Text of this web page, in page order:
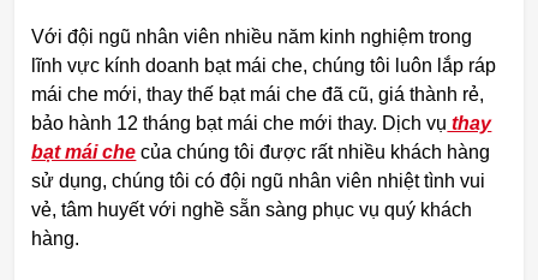
Với đội ngũ nhân viên nhiều năm kinh nghiệm trong
lĩnh vực kính doanh bạt mái che, chúng tôi luôn lắp ráp
mái che mới, thay thế bạt mái che đã cũ, giá thành rẻ,
bảo hành 12 tháng bạt mái che mới thay. Dịch vụ thay
bạt mái che của chúng tôi được rất nhiều khách hàng
sử dụng, chúng tôi có đội ngũ nhân viên nhiệt tình vui
vẻ, tâm huyết với nghề sẵn sàng phục vụ quý khách
hàng.